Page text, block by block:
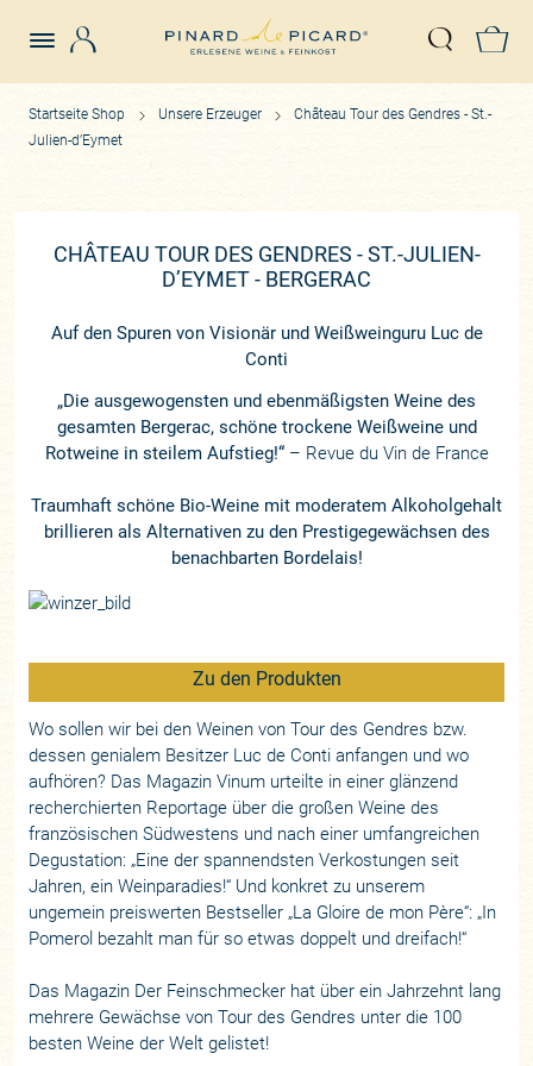
Suche
Startseite Shop Unsere Erzeuger
Château Tour des Gendres - St.-
Julien-d’Eymet
CHÂTEAU TOUR DES GENDRES - ST.-JULIEN-
D’EYMET - BERGERAC
Auf den Spuren von Visionär und Weißweinguru Luc de
Conti
„Die ausgewogensten und ebenmäßigsten Weine des
gesamten Bergerac, schöne trockene Weißweine und
Rotweine in steilem Aufstieg!“– Revue du Vin de France
Traumhaft schöne Bio-Weine mit moderatem Alkoholgehalt
brillieren als Alternativen zu den Prestigegewächsen des
benachbarten Bordelais!
Zu den Produkten
Wo sollen wir bei den Weinen von Tour des Gendres bzw.
dessen genialem Besitzer Luc de Conti anfangen und wo
aufhören? Das Magazin Vinum urteilte in einer glänzend
recherchierten Reportage über die großen Weine des
französischen Südwestens und nach einer umfangreichen
Degustation: „Eine der spannendsten Verkostungen seit
Jahren, ein Weinparadies!“ Und konkret zu unserem
ungemein preiswerten Bestseller „La Gloire de mon Père“: „In
Pomerol bezahlt man für so etwas doppelt und dreifach!“
Das Magazin Der Feinschmecker hat über ein Jahrzehnt lang
mehrere Gewächse von Tour des Gendres unter die 100
besten Weine der Welt gelistet!